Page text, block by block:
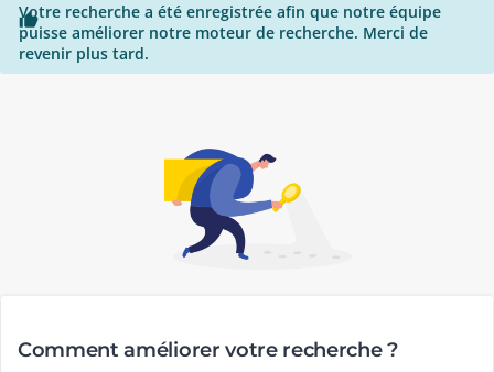

Votre recherche a été enregistrée afin que notre équipe
puisse améliorer notre moteur de recherche. Merci de
revenir plus tard.
Comment améliorer votre recherche ?